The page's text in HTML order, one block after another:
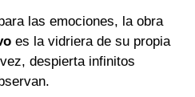
las emociones, la obra
es la vidriera de su propia
despierta infinitos